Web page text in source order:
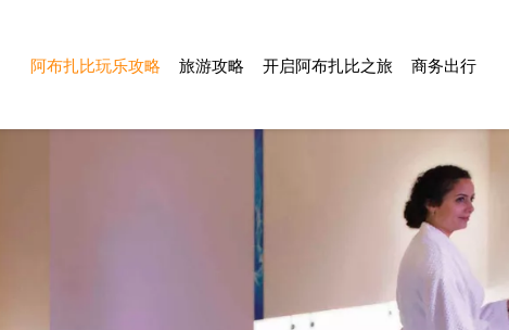
阿布扎比玩乐攻略 旅游攻略 开启阿布扎比之旅 商务出行